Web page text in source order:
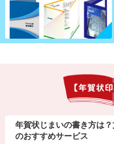
年賀状じまいの書き方は
のおすすめサービス